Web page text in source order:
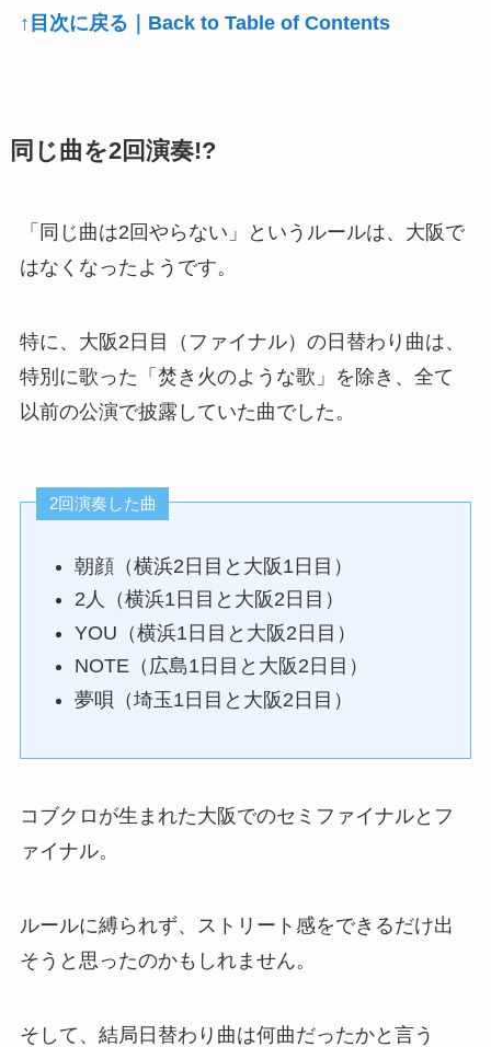
↑目次に戻る｜Back to Table of Contents
同じ曲を2回演奏!?
「同じ曲は2回やらない」というルールは、大阪で
はなくなったようです。
特に、大阪2日目（ファイナル）の日替わり曲は、
特別に歌った「焚き火のような歌」を除き、全て
以前の公演で披露していた曲でした。
2回演奏した曲
朝顔（横浜2日目と大阪1日目）
2人（横浜1日目と大阪2日目）
YOU（横浜1日目と大阪2日目）
NOTE（広島1日目と大阪2日目）
夢唄（埼玉1日目と大阪2日目）
コブクロが生まれた大阪でのセミファイナルとフ
ァイナル。
ルールに縛られず、ストリート感をできるだけ出
そうと思ったのかもしれません。
そして、結局日替わり曲は何曲だったかと言う